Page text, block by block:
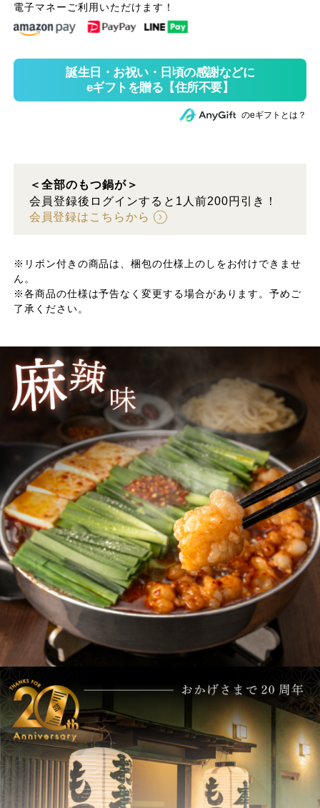
電子マネーご利用いただけます！
のeギフトとは？
＜全部のもつ鍋が＞
会員登録後ログインすると1人前200円引き！
会員登録はこちらから
※リボン付きの商品は、梱包の仕様上のしをお付けできませ
ん。
※各商品の仕様は予告なく変更する場合があります。予めご
了承ください。